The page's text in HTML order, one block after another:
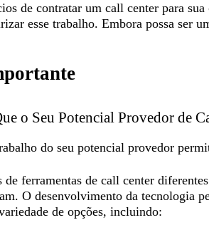
de contratar um call center para
esse trabalho. Embora possa ser
o Seu Potencial Provedor de
do seu potencial provedor
ferramentas de call center
O desenvolvimento da tecnologia
de opções, incluindo: